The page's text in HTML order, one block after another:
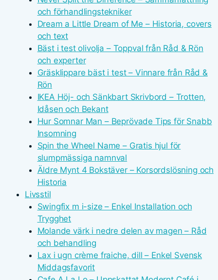
och förhandlingstekniker
Dream a Little Dream of Me – Historia, covers
och text
Bäst i test olivolja – Toppval från Råd & Rön
och experter
Gräsklippare bäst i test – Vinnare från Råd &
Rön
IKEA Höj- och Sänkbart Skrivbord – Trotten,
Idåsen och Bekant
Hur Somnar Man – Beprövade Tips för Snabb
Insomning
Spin the Wheel Name – Gratis hjul för
slumpmässiga namnval
Äldre Mynt 4 Bokstäver – Korsordslösning och
Historia
Livsstil
Swingfix m i-size – Enkel Installation och
Trygghet
Molande värk i nedre delen av magen – Råd
och behandling
Lax i ugn crème fraiche, dill – Enkel Svensk
Middagsfavorit